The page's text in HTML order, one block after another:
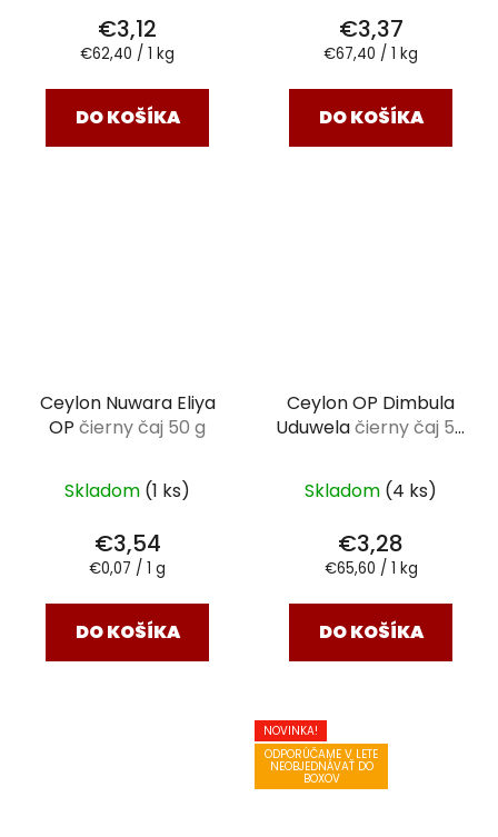
€3,12
Jednotková
€62,40 / 1 kg
DO KOŠÍKA
€3,37
Jednotková
€67,40 / 1 kg
DO KOŠÍKA
Ceylon Nuwara Eliya
OP čierny čaj 50 g
Skladom (1 ks)
€3,54
Jednotková
€0,07 / 1 g
DO KOŠÍKA
Ceylon OP Dimbula
Uduwelačierny čaj 50
Skladom (4 ks)
€3,28
Jednotková
€65,60 / 1 kg
DO KOŠÍKA
NOVINKA!
ODPORÚČAME V LETE
NEOBJEDNÁVAŤ DO
BOXOV